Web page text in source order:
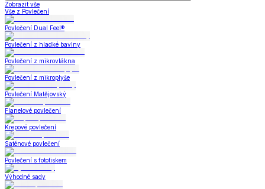
Zobrazit vše
Vše z Povlečení
Povlečení Dual Feel®
Povlečení z hladké bavlny
Povlečení z mikrovlákna
Povlečení z mikroplyše
Povlečení Matějovský
Flanelové povlečení
Krepové povlečení
Saténové povlečení
Povlečení s fototiskem
Výhodné sady